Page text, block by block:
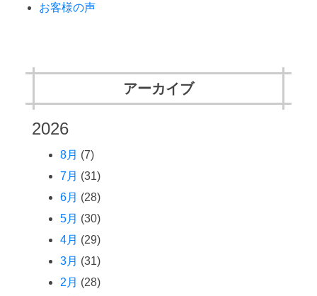
お客様の声
アーカイブ
2026
8月 (7)
7月 (31)
6月 (28)
5月 (30)
4月 (29)
3月 (31)
2月 (28)